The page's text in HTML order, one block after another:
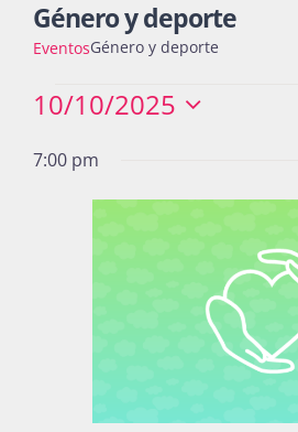
Blog
Recursos
Género y deporte
EventosGénero y deporte
Eventos
for
10/10/2025
fecha.
7:00 pm